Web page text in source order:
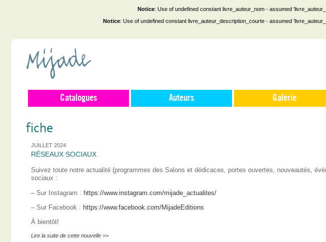
Notice: Use of undefined constant livre_auteur_nom - assumed
Notice: Use of undefined constant livre_auteur_description_courte - assumed
Catalogues Auteurs Galerie
fiche
JUILLET 2024
RÉSEAUX SOCIAUX
Suivez toute notre actualité (programmes des Salons et dédicaces, portes ouvertes, nouveautés,
sociaux :
– Sur Instagram : https://www.instagram.com/mijade_actualites/
– Sur Facebook : https://www.facebook.com/MijadeEditions
À bientôt!
Lire la suite de cette nouvelle >>